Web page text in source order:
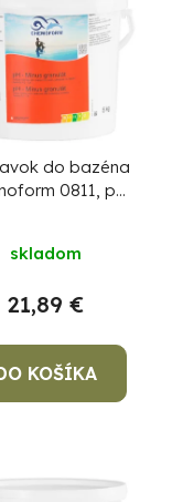
do bazéna
0811, pH
skladom
21,89 €
KOŠÍKA